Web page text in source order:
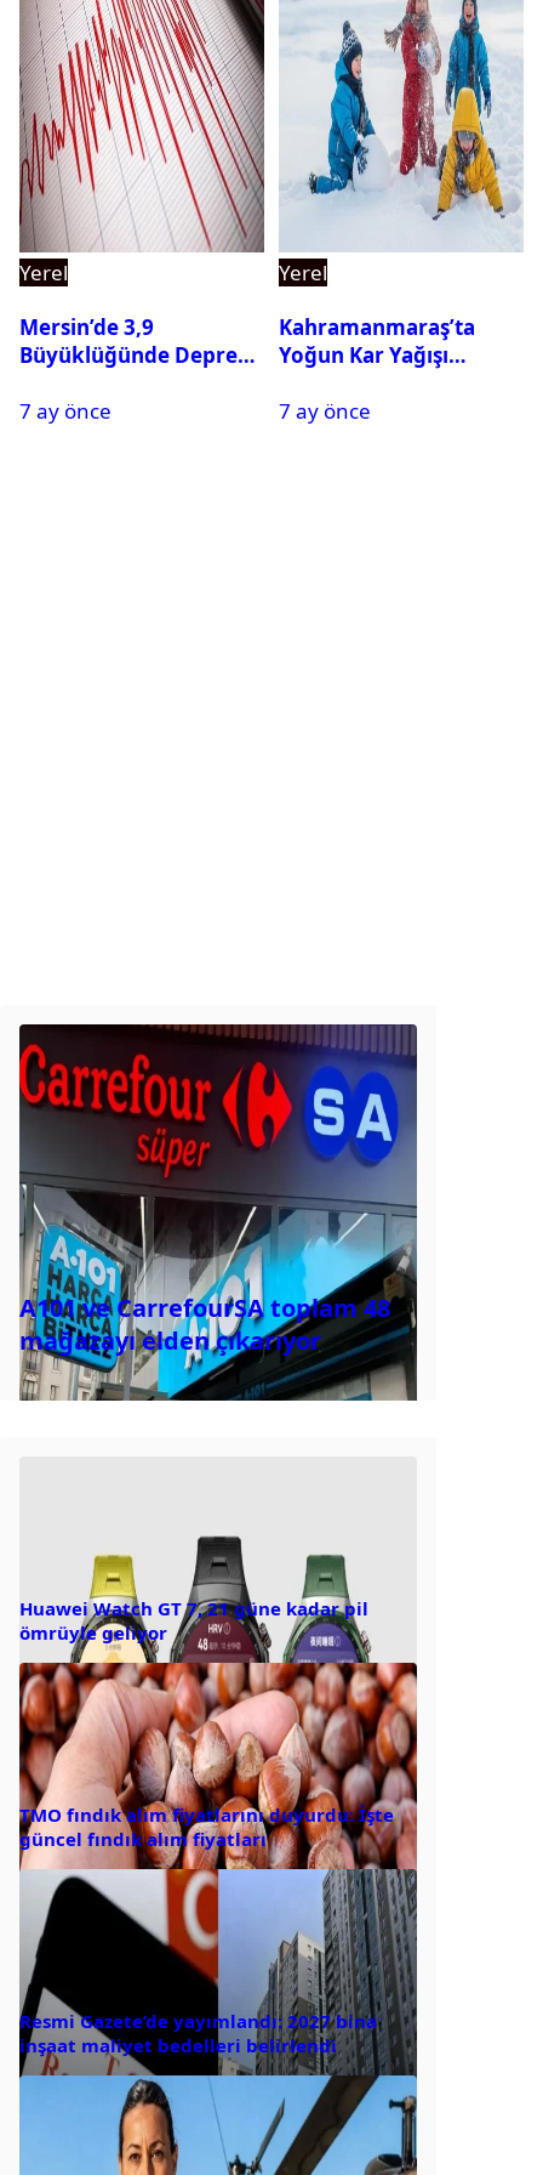
Yerel
Mersin’de 3,9
Büyüklüğünde Deprem
7 ay önce
Yerel
Kahramanmaraş’ta
Yoğun Kar Yağışı
Tatil
7 ay önce
A101 ve CarrefourSA toplam 48
mağazayı elden çıkarıyor
Huawei Watch GT 7, 21 güne kadar pil
ömrüyle geliyor
TMO fındık alım fiyatlarını duyurdu: İşte
güncel fındık alım fiyatları
Resmi Gazete’de yayımlandı: 2027 bina
inşaat maliyet bedelleri belirlendi